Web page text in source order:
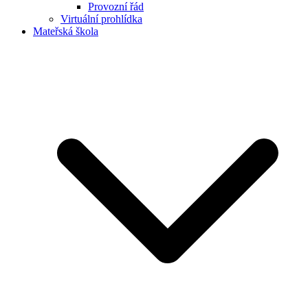
Provozní řád
Virtuální prohlídka
Mateřská škola